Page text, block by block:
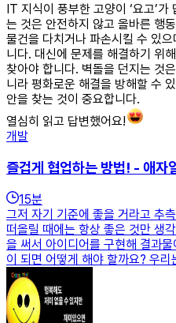
IT 지식이 풍부한 고양이 ‘요고’
는 것은 안전하지 않고 올바른 행
물건을 다치거나 파손시킬 수 있
니다. 대신에 문제를 해결하기 위
찾아야 합니다. 벽돌을 던지는 것
니라 평화로운 해결을 방해할 수
안을 찾는 것이 중요합니다.
열심히 읽고 답변했어요!
개발
즐겁게 협업하는 방법! - 애자
15분
그저 자기 기준에 좋을 거라고 추
떠올릴 때에는 항상 좋은 것만 생
을 써서 아이디어를 구현해 결과
이 되면 어떻게 해야 할까요? 우리